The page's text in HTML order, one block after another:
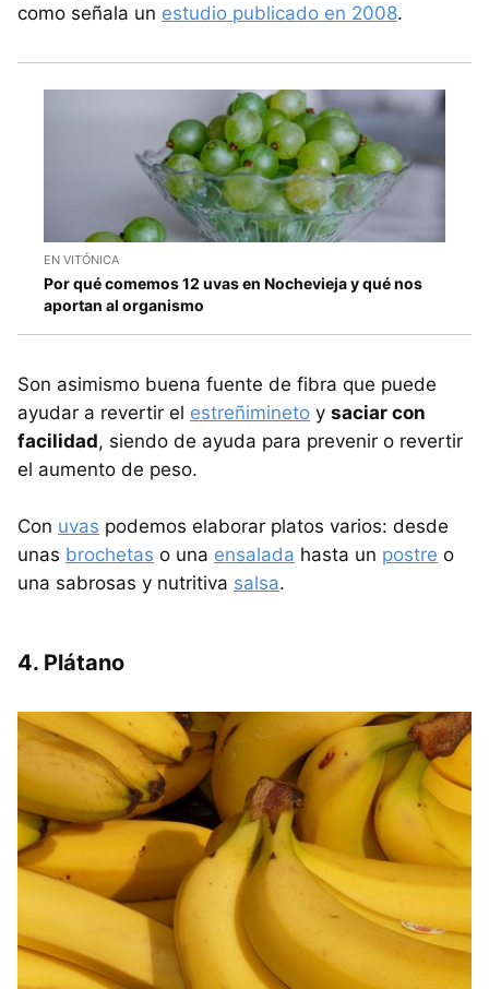
como señala un estudio publicado en 2008.
EN VITÓNICA
Por qué comemos 12 uvas en Nochevieja y qué nos
aportan al organismo
Son asimismo buena fuente de fibra que puede
ayudar a revertir el estreñimineto y saciar con
facilidad, siendo de ayuda para prevenir o revertir
el aumento de peso.
Con uvas podemos elaborar platos varios: desde
unas brochetas o una ensalada hasta un postre o
una sabrosas y nutritiva salsa.
4. Plátano